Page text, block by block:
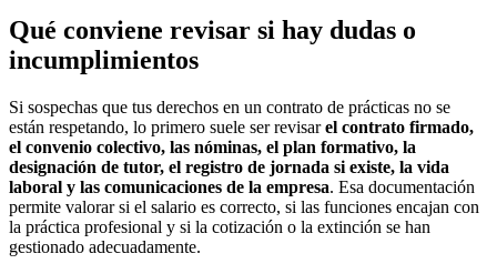
Qué conviene revisar si hay dudas o
incumplimientos
Si sospechas que tus derechos en un contrato de prácticas no se
están respetando, lo primero suele ser revisarel contrato firmado,
el convenio colectivo, las nóminas, el plan formativo, la
designación de tutor, el registro de jornada si existe, la vida
laboral y las comunicaciones de la empresa. Esa documentación
permite valorar si el salario es correcto, si las funciones encajan con
la práctica profesional y si la cotización o la extinción se han
gestionado adecuadamente.